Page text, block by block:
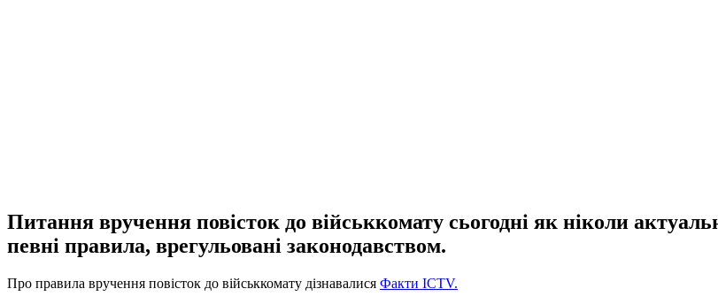
Питання вручення повісток до військкомату сьогодні як ніколи
певні правила, врегульовані законодавством.
Про правила вручення повісток до військкомату дізнавалися Факти ICTV.